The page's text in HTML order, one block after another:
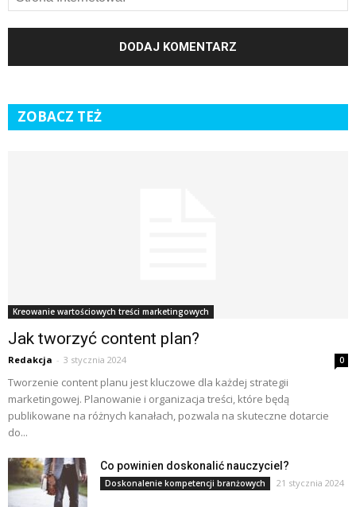
ZOBACZ TEŻ
Kreowanie wartościowych treści marketingowych
Jak tworzyć content plan?
Redakcja - 3 stycznia 2024 0
Tworzenie content planu jest kluczowe dla każdej strategii
marketingowej. Planowanie i organizacja treści, które będą
publikowane na różnych kanałach, pozwala na skuteczne dotarcie
do...
Co powinien doskonalić nauczyciel?
Doskonalenie kompetencji branżowych 21 stycznia 2024